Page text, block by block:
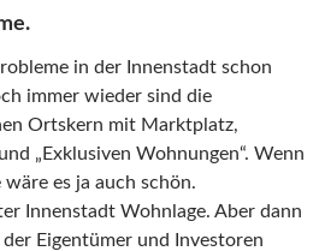
in der Innenstadt schon
immer wieder sind die
Ortskern mit Marktplatz,
„Exklusiven Wohnungen“. Wenn
es ja auch schön.
Innenstadt Wohnlage. Aber dann
Eigentümer und Investoren